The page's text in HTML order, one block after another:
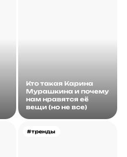
Кто такая Карина
Мурашкина и почему
нам нравятся её
вещи (но не все)
#тренды